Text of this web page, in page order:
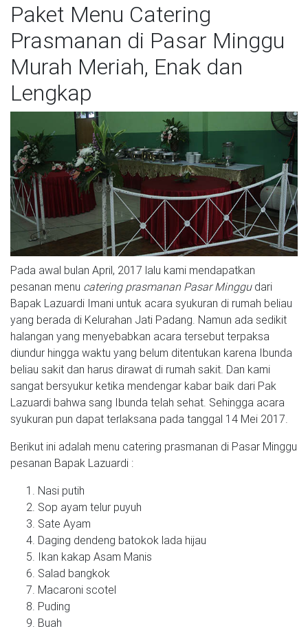
Paket Menu Catering
Prasmanan di Pasar Minggu
Murah Meriah, Enak dan
Lengkap
Pada awal bulan April, 2017 lalu kami mendapatkan
pesanan menu catering prasmanan Pasar Minggudari
Bapak Lazuardi Imani untuk acara syukuran di rumah beliau
yang berada di Kelurahan Jati Padang. Namun ada sedikit
halangan yang menyebabkan acara tersebut terpaksa
diundur hingga waktu yang belum ditentukan karena Ibunda
beliau sakit dan harus dirawat di rumah sakit. Dan kami
sangat bersyukur ketika mendengar kabar baik dari Pak
Lazuardi bahwa sang Ibunda telah sehat. Sehingga acara
syukuran pun dapat terlaksana pada tanggal 14 Mei 2017.
Berikut ini adalah menu catering prasmanan di Pasar Minggu
pesanan Bapak Lazuardi :
Nasi putih
Sop ayam telur puyuh
Sate Ayam
Daging dendeng batokok lada hijau
Ikan kakap Asam Manis
Salad bangkok
Macaroni scotel
Puding
Buah